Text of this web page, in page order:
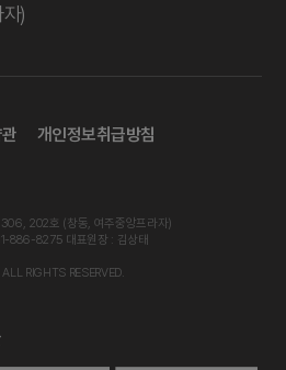
)
개인정보취급방침
202호 (창동, 여주중앙프라자)
886-8275 대표원장 : 김상태
RIGHTS RESERVED.